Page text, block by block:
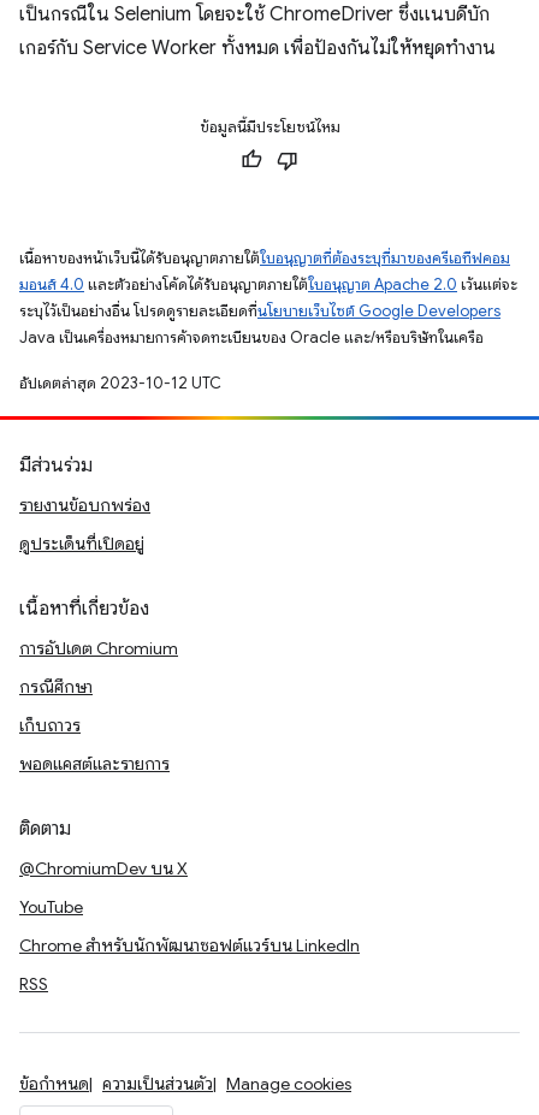
เป็นกรณีใน Selenium โดยจะใช้ ChromeDriver ซึ่งแนบดีบัก
เกอร์กับ Service Worker ทั้งหมด เพื่อป้องกันไม่ให้หยุดทำงาน
ข้อมูลนี้มีประโยชน์ไหม
เนื้อหาของหน้าเว็บนี้ได้รับอนุญาตภายใต้ใบอนุญาตที่ต้องระบุที่มาของครีเอทีฟคอม
มอนส์ 4.0 และตัวอย่างโค้ดได้รับอนุญาตภายใต้ใบอนุญาต Apache 2.0 เว้นแต่จะ
ระบุไว้เป็นอย่างอื่น โปรดดูรายละเอียดที่นโยบายเว็บไซต์ Google Developers
Java เป็นเครื่องหมายการค้าจดทะเบียนของ Oracle และ/หรือบริษัทในเครือ
อัปเดตล่าสุด 2023-10-12 UTC
มีส่วนร่วม
รายงานข้อบกพร่อง
ดูประเด็นที่เปิดอยู่
เนื้อหาที่เกี่ยวข้อง
การอัปเดต Chromium
กรณีศึกษา
เก็บถาวร
พอดแคสต์และรายการ
ติดตาม
@ChromiumDev บน X
YouTube
Chrome สำหรับนักพัฒนาซอฟต์แวร์บน LinkedIn
RSS
ข้อกำหนด ความเป็นส่วนตัว Manage cookies